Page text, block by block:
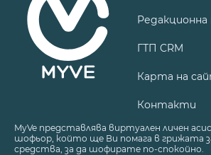
ГТП CRM
Карта на
Контакти
MyVe представлява виртуален личен
шофьор, който ще Ви помага в грижата
средства, за да шофирате по-спокойно.